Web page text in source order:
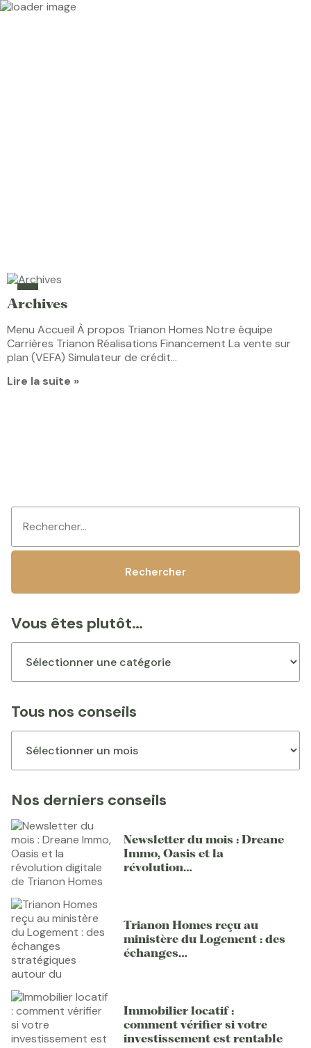
Archives
Menu Accueil À propos Trianon Homes Notre équipe
Carrières Trianon Réalisations Financement La vente sur
plan (VEFA) Simulateur de crédit…
Lire la suite »
Vous êtes plutôt…
Tous nos conseils
Nos derniers conseils
Newsletter du mois : Dreane
Immo, Oasis et la
révolution…
Trianon Homes reçu au
ministère du Logement : des
échanges…
Immobilier locatif :
comment vérifier si votre
investissement est rentable